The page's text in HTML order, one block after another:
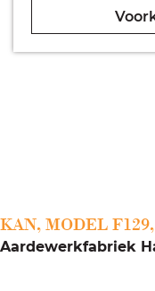
KAN, MODEL
Aardewerkfabriek